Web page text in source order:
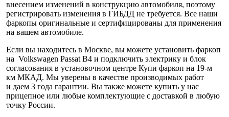
внесением изменений в конструкцию автомобиля, поэтому
регистрировать изменения в ГИБДД не требуется. Все наши
фаркопы оригинальные и сертифицированы для применения
на вашем автомобиле.
Если вы находитесь в Москве, вы можете установить фаркоп
на Volkswagen Passat B4 и подключить электрику и блок
согласования в установочном центре Купи фаркоп на 19-м
км МКАД. Мы уверены в качестве производимых работ
и даем 3 года гарантии. Вы также можете купить у нас
прицепное или любые комплектующие с доставкой в любую
точку России.